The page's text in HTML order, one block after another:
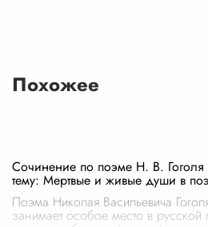
Похожее
Сочинение по поэме Н. В.
тему: Мертвые и живые души в
Поэма Николая Васильевича
занимает особое место в русской